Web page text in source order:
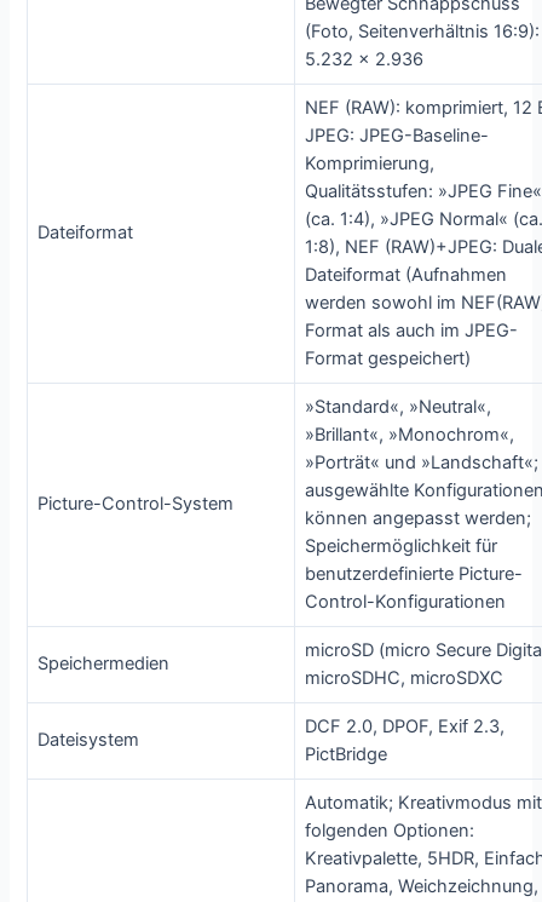
(Foto, Seitenverhältnis 16:9):
5.232 x 2.936
Dateiformat
NEF (RAW): komprimiert, 12
JPEG: JPEG-Baseline-
Komprimierung,
Qualitätsstufen: »JPEG Fine«
(ca. 1:4), »JPEG Normal«
1:8), NEF (RAW)+JPEG:
Dateiformat (Aufnahmen
werden sowohl im
Format als auch im JPEG-
Format gespeichert)
Picture-Control-System
»Standard«, »Neutral«,
»Brillant«, »Monochrom«,
»Porträt« und »Landschaft«;
ausgewählte
können angepasst werden;
Speichermöglichkeit für
benutzerdefinierte Picture-
Control-Konfigurationen
Speichermedien
microSD (micro Secure
microSDHC, microSDXC
Dateisystem
DCF 2.0, DPOF, Exif 2.3,
PictBridge
Automatik; Kreativmodus mit
folgenden Optionen:
Kreativpalette, 5HDR,
Panorama, Weichzeichnung,